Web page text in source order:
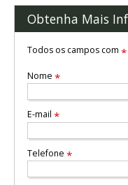
Obtenha Mais
Todos os campos com *
Nome *
E-mail *
Telefone *